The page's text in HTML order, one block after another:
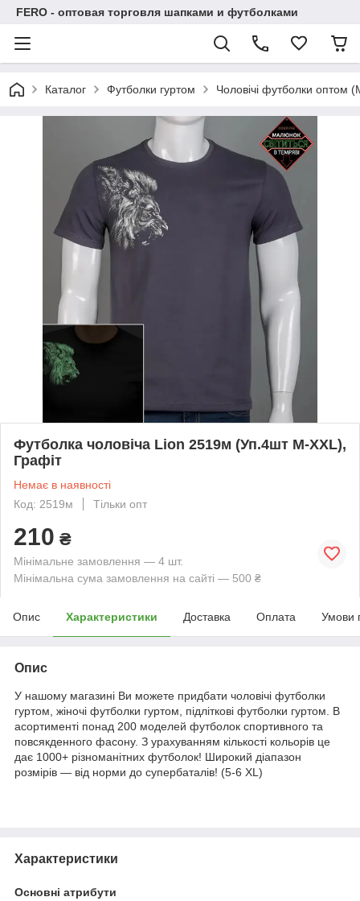
FERO - оптовая торговля шапками и футболками
Каталог Футболки гуртом Чоловічі футболки оптом
Футболка чоловіча Lion 2519м (Уп.4шт M-XXL),
Графіт
Немає в наявності
Код: 2519м
Тільки опт
210 ₴
Мінімальне замовлення — 4 шт.
Мінімальна сума замовлення на сайті — 500 ₴
Опис Характеристики Доставка Оплата Умови
Опис
У нашому магазині Ви можете придбати чоловічі футболки
гуртом, жіночі футболки гуртом, підліткові футболки гуртом. В
асортименті понад 200 моделей футболок спортивного та
повсякденного фасону. З урахуванням кількості кольорів це
дає 1000+ різноманітних футболок! Широкий діапазон
розмірів — від норми до супербаталів! (5-6 XL)
Характеристики
Основні атрибути